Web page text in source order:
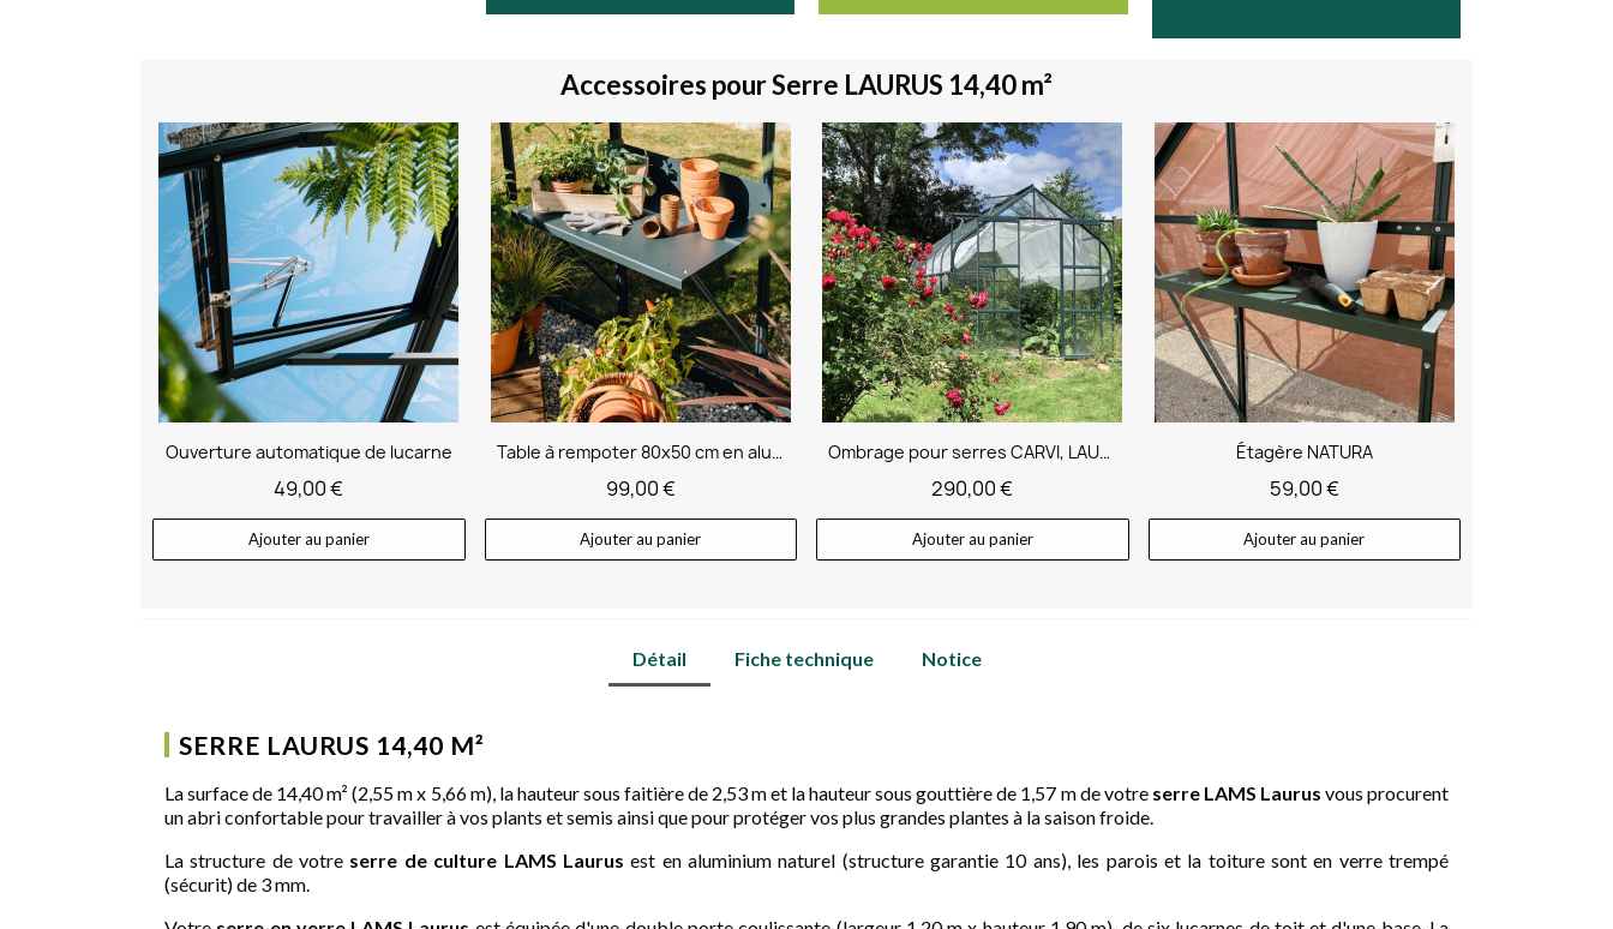
Accessoires pour Serre LAURUS 14,40 m²
Ouverture automatique de lucarne
49,00 €
Ajouter au panier
Table à rempoter 80x50 cm en aluminium
99,00 €
Ajouter au panier
Ombrage pour serres CARVI, LAURUS et ALOÉ
290,00 €
Ajouter au panier
Étagère NATURA
59,00 €
Ajouter au panier
Détail Fiche technique Notice
SERRE LAURUS 14,40 M²
La surface de 14,40 m² (2,55 m x 5,66 m), la hauteur sous faitière de 2,53 m et la hauteur sous gouttière de 1,57 m de votre serre LAMS Laurus vous procurent
un abri confortable pour travailler à vos plants et semis ainsi que pour protéger vos plus grandes plantes à la saison froide.
La structure de votre serre de culture LAMS Laurus est en aluminium naturel (structure garantie 10 ans), les parois et la toiture sont en verre trempé
(sécurit) de 3 mm.